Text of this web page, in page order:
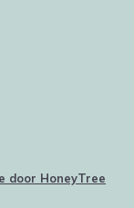
door HoneyTree